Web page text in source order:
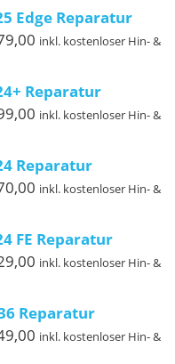
€239,00
Edge Reparatur
Preisspanne:
€279,00
inkl. kostenloser Hin- &
Reparatur
Preisspanne:
€199,00
inkl. kostenloser Hin- &
Reparatur
Preisspanne:
bis
€170,00
inkl. kostenloser Hin- &
FE Reparatur
Preisspanne:
€129,00
inkl. kostenloser Hin- &
Reparatur
Preisspanne:
inkl. kostenloser Hin- &